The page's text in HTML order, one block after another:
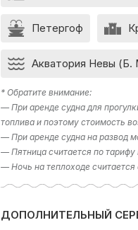
Петергоф
Акватория Невы (Б.
* Обратите внимание:
— При аренде судна для
топлива и поэтому стоимость
— При аренде судна на развод
— Пятница считается по тарифу
— Ночь на теплоходе считается
ДОПОЛНИТЕЛЬНЫЙ